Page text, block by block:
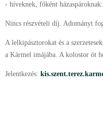
- híveknek, főként házaspároknak:
Nincs részvételi díj. Adományt
A lelkipásztorokat és a
a Kármel imájába. A kolostor öt
Jelentkezés: